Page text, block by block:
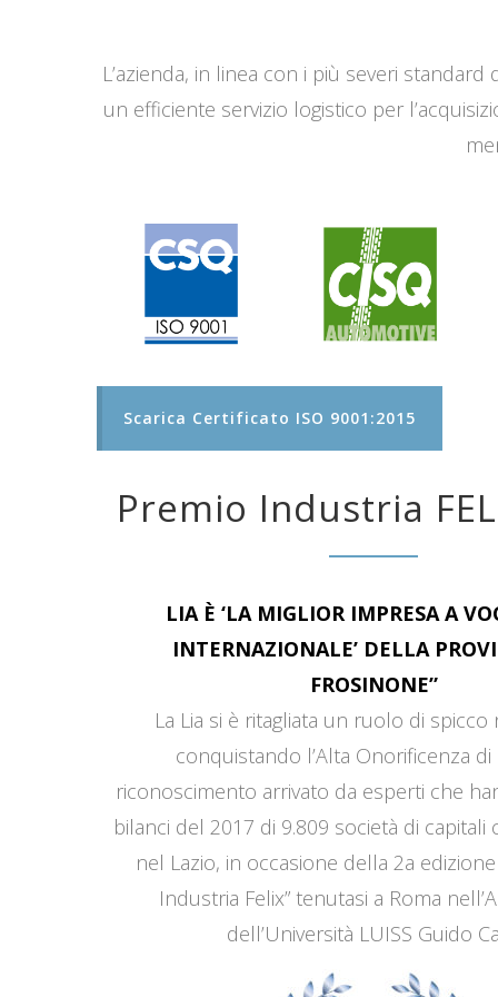
L’azienda, in linea con i più severi
un efficiente servizio logistico per
Scarica Certificato ISO 9001:2015
Premio Industria
LIA È ‘LA MIGLIOR IMPRESA A
INTERNAZIONALE’ DELLA
FROSINONE”
La Lia si è ritagliata un ruolo di
conquistando l’Alta Onorificenza di
riconoscimento arrivato da esperti che
bilanci del 2017 di 9.809 società di capitali
nel Lazio, in occasione della 2a
Industria Felix” tenutasi a Roma
dell’Università LUISS Guido